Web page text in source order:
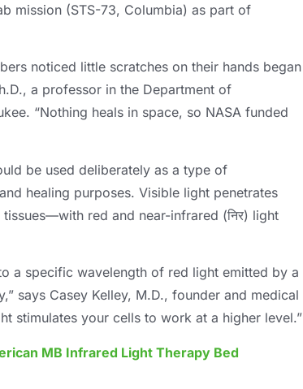
mission (STS-73, Columbia) as part of
noticed little scratches on their hands began
, a professor in the Department of
. “Nothing heals in space, so NASA funded
be used deliberately as a type of
healing purposes. Visible light penetrates
tissues—with red and near-infrared (निर) light
a specific wavelength of red light emitted by a
,” says Casey Kelley, M.D., founder and medical
stimulates your cells to work at a higher level.”
MB Infrared Light Therapy Bed